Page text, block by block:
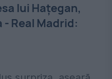
lui Hațegan,
- Real Madrid: